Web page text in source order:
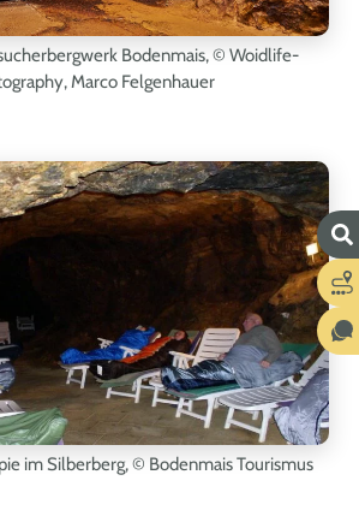
Bodenmais,© Woidlife-
Marco Felgenhauer
im Silberberg,© Bodenmais Tourismus